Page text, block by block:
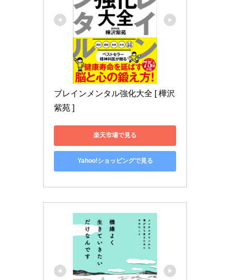
ブレインメンタル強化大全 [ 樺沢
紫苑 ]
楽天市場で見る
Yahoo!ショッピングで見る